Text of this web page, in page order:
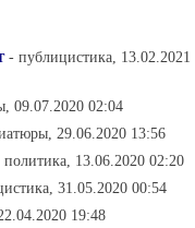
- публицистика, 13.02.2021
09.07.2020 02:04
29.06.2020 13:56
13.06.2020 02:20
31.05.2020 00:54
19:48